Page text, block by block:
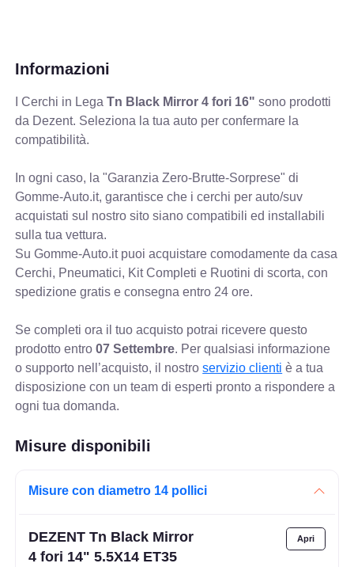
Informazioni
I Cerchi in LegaTn Black Mirror 4 fori 16" sono prodotti
da Dezent. Seleziona la tua auto per confermare la
compatibilità.
In ogni caso, la "Garanzia Zero-Brutte-Sorprese" di
Gomme-Auto.it, garantisce che i cerchi per auto/suv
acquistati sul nostro sito siano compatibili ed installabili
sulla tua vettura.
Su Gomme-Auto.it puoi acquistare comodamente da casa
Cerchi, Pneumatici, Kit Completi e Ruotini di scorta, con
spedizione gratis e consegna entro 24 ore.
Se completi ora il tuo acquisto potrai ricevere questo
prodotto entro07 Settembre. Per qualsiasi informazione
o supporto nell’acquisto, il nostroservizio clienti è a tua
disposizione con un team di esperti pronto a rispondere a
ogni tua domanda.
Misure disponibili
Misure con diametro 14 pollici
DEZENT Tn Black Mirror
4 fori 14" 5.5X14 ET35